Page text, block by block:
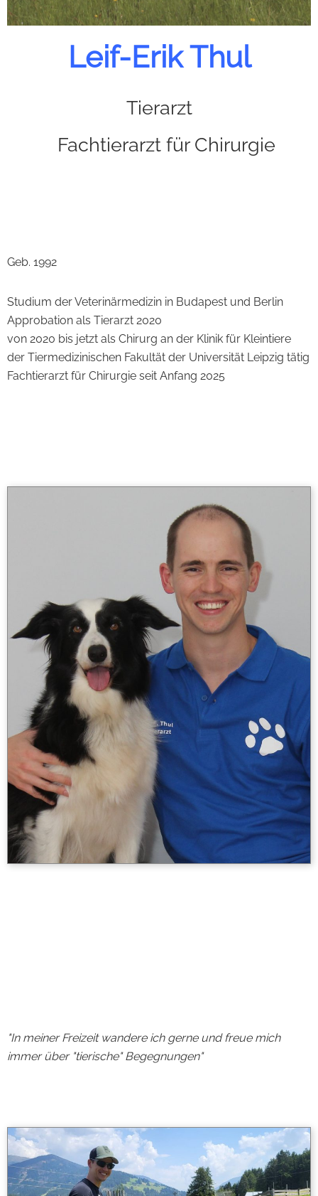
Leif-Erik Thul
Tierarzt
Fachtierarzt für Chirurgie
Geb. 1992
Studium der Veterinärmedizin in Budapest und Berlin
Approbation als Tierarzt 2020
von 2020 bis jetzt als Chirurg an der Klinik für Kleintiere
der Tiermedizinischen Fakultät der Universität Leipzig tätig
Fachtierarzt für Chirurgie seit Anfang 2025
"In meiner Freizeit wandere ich gerne und freue mich
immer über "tierische" Begegnungen"